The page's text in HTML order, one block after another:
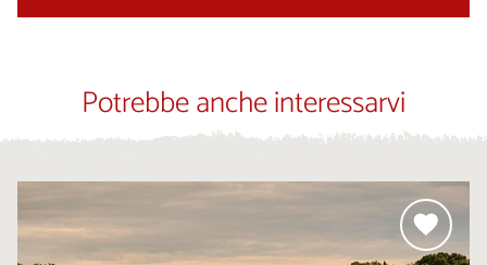
Potrebbe anche interessarvi